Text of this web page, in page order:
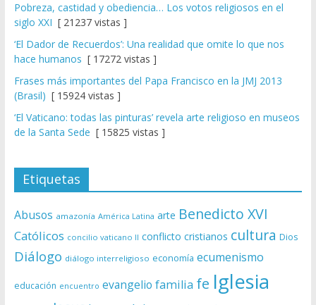
Pobreza, castidad y obediencia… Los votos religiosos en el
siglo XXI [ 21237 vistas ]
‘El Dador de Recuerdos’: Una realidad que omite lo que nos
hace humanos [ 17272 vistas ]
Frases más importantes del Papa Francisco en la JMJ 2013
(Brasil) [ 15924 vistas ]
‘El Vaticano: todas las pinturas’ revela arte religioso en museos
de la Santa Sede [ 15825 vistas ]
Etiquetas
Abusos amazonía América Latina arte Benedicto XVI
Católicos concilio vaticano II conflicto cristianos cultura Dios
Diálogo diálogo interreligioso economía ecumenismo
educación encuentro evangelio familia fe Iglesia